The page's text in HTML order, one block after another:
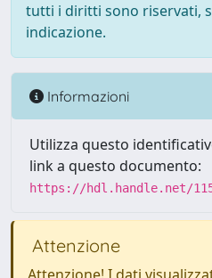
tutti i diritti sono riservati,
indicazione.
Informazioni
Utilizza questo
link a questo documento:
https://hdl.handle.net/
Attenzione